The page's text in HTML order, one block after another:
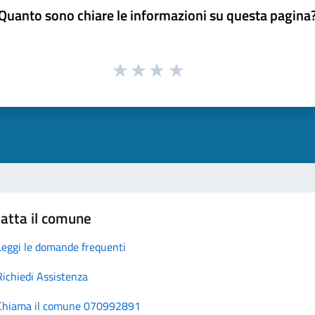
sono chiare le informazioni su questa
il comune
le domande frequenti
Assistenza
il comune 070992891